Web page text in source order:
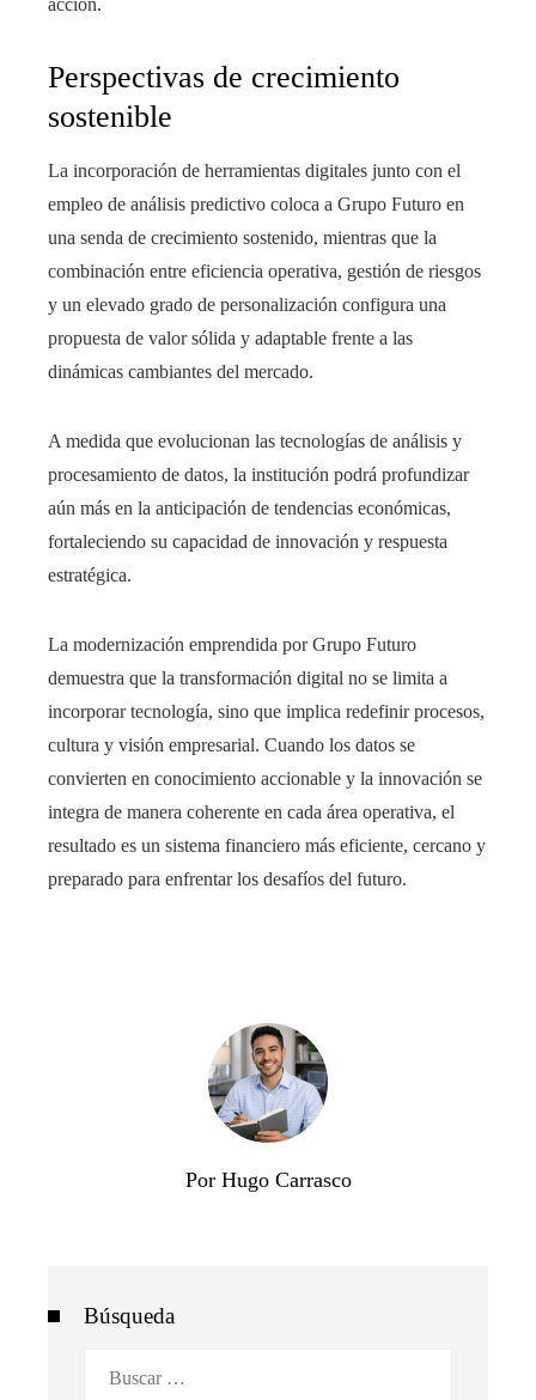
acción.
Perspectivas de crecimiento
sostenible
La incorporación de herramientas digitales junto con el
empleo de análisis predictivo coloca a Grupo Futuro en
una senda de crecimiento sostenido, mientras que la
combinación entre eficiencia operativa, gestión de riesgos
y un elevado grado de personalización configura una
propuesta de valor sólida y adaptable frente a las
dinámicas cambiantes del mercado.
A medida que evolucionan las tecnologías de análisis y
procesamiento de datos, la institución podrá profundizar
aún más en la anticipación de tendencias económicas,
fortaleciendo su capacidad de innovación y respuesta
estratégica.
La modernización emprendida por Grupo Futuro
demuestra que la transformación digital no se limita a
incorporar tecnología, sino que implica redefinir procesos,
cultura y visión empresarial. Cuando los datos se
convierten en conocimiento accionable y la innovación se
integra de manera coherente en cada área operativa, el
resultado es un sistema financiero más eficiente, cercano y
preparado para enfrentar los desafíos del futuro.
Por Hugo Carrasco
Búsqueda